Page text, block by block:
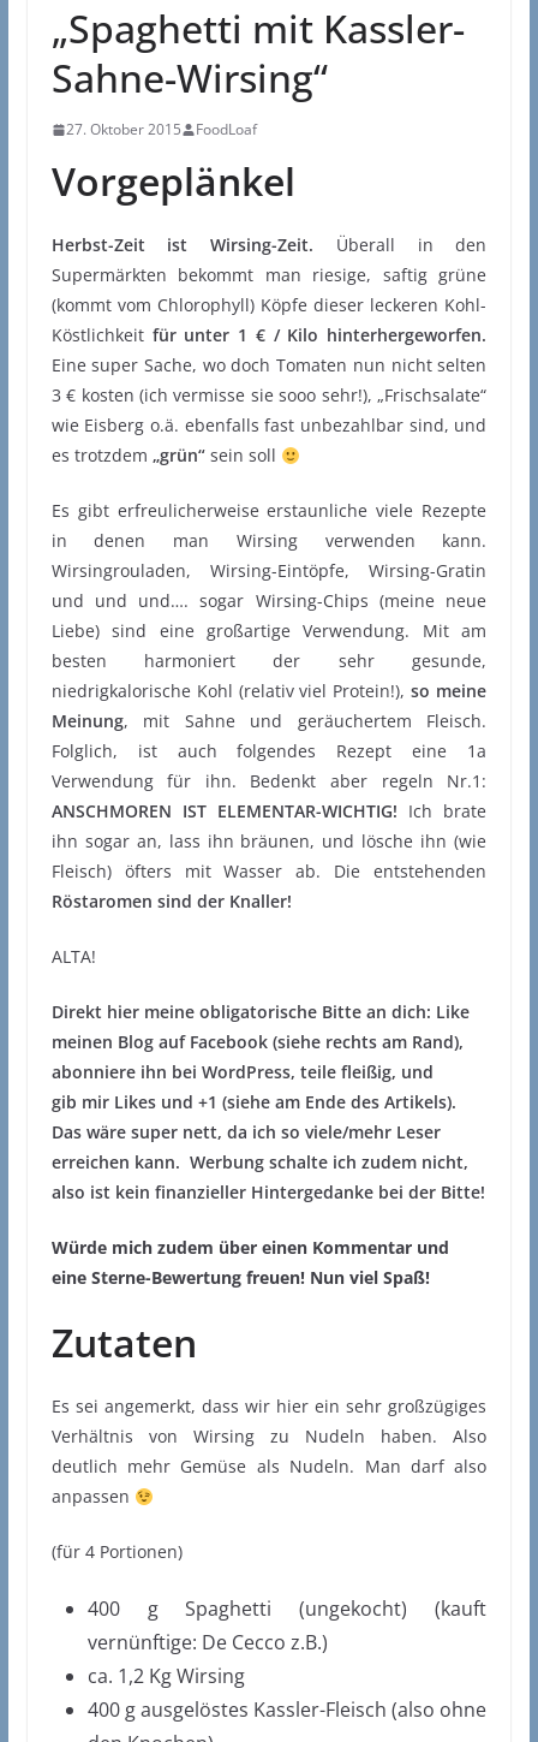
„Spaghetti mit Kassler-
Sahne-Wirsing“
27. Oktober 2015 FoodLoaf
Vorgeplänkel
Herbst-Zeit ist Wirsing-Zeit. Überall in den
Supermärkten bekommt man riesige, saftig grüne
(kommt vom Chlorophyll) Köpfe dieser leckeren Kohl-
Köstlichkeit für unter 1 € / Kilo hinterhergeworfen.
Eine super Sache, wo doch Tomaten nun nicht selten
3 € kosten (ich vermisse sie sooo sehr!), „Frischsalate“
wie Eisberg o.ä. ebenfalls fast unbezahlbar sind, und
es trotzdem „grün“sein soll
Es gibt erfreulicherweise erstaunliche viele Rezepte
in denen man Wirsing verwenden kann.
Wirsingrouladen, Wirsing-Eintöpfe, Wirsing-Gratin
und und und…. sogar Wirsing-Chips (meine neue
Liebe) sind eine großartige Verwendung. Mit am
besten harmoniert der sehr gesunde,
niedrigkalorische Kohl (relativ viel Protein!),so meine
Meinung, mit Sahne und geräuchertem Fleisch.
Folglich, ist auch folgendes Rezept eine 1a
Verwendung für ihn. Bedenkt aber regeln Nr.1:
ANSCHMOREN IST ELEMENTAR-WICHTIG! Ich brate
ihn sogar an, lass ihn bräunen, und lösche ihn (wie
Fleisch) öfters mit Wasser ab. Die entstehenden
Röstaromen sind der Knaller!
ALTA!
Direkt hier meine obligatorische Bitte an dich: Like
meinen Blog auf Facebook (siehe rechts am Rand),
abonniere ihn bei WordPress, teile fleißig, und
gib mir Likes und +1 (siehe am Ende des Artikels).
Das wäre super nett, da ich so viele/mehr Leser
erreichen kann. Werbung schalte ich zudem nicht,
also ist kein finanzieller Hintergedanke bei der Bitte!
Würde mich zudem über einen Kommentar und
eine Sterne-Bewertung freuen! Nun viel Spaß!
Zutaten
Es sei angemerkt, dass wir hier ein sehr großzügiges
Verhältnis von Wirsing zu Nudeln haben. Also
deutlich mehr Gemüse als Nudeln. Man darf also
anpassen
(für 4 Portionen)
400 g Spaghetti (ungekocht) (kauft
vernünftige: De Cecco z.B.)
ca. 1,2 Kg Wirsing
400 g ausgelöstes Kassler-Fleisch (also ohne